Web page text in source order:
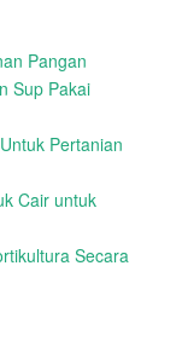
Pangan
Sup Pakai
Pertanian
Cair untuk
Secara